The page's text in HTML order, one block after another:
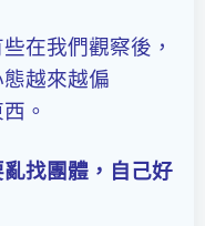
在我們觀察後，
越來越偏
。
找團體，自己好